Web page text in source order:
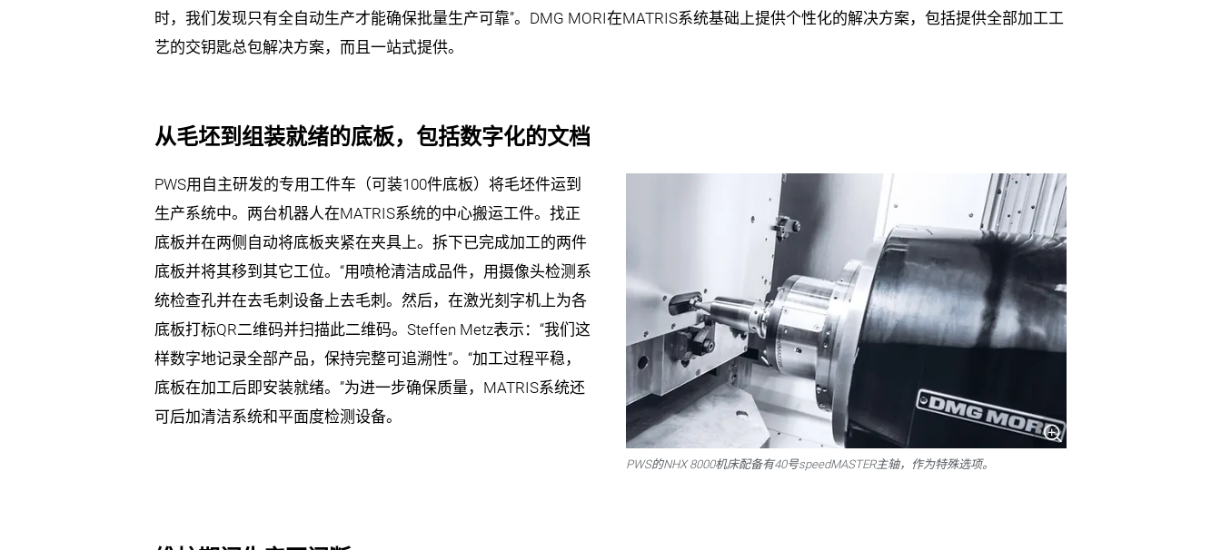
时，我们发现只有全自动生产才能确保批量生产可靠”。DMG MORI在MATRIS系统基础上提供个性化的解决方案，包括提供全部加工工
艺的交钥匙总包解决方案，而且一站式提供。
从毛坯到组装就绪的底板，包括数字化的文档
PWS的NHX 8000机床配备有40号speedMASTER主轴，作为特殊选项。
PWS用自主研发的专用工件车（可装100件底板）将毛坯件运到
生产系统中。两台机器人在MATRIS系统的中心搬运工件。找正
底板并在两侧自动将底板夹紧在夹具上。拆下已完成加工的两件
底板并将其移到其它工位。“用喷枪清洁成品件，用摄像头检测系
统检查孔并在去毛刺设备上去毛刺。然后，在激光刻字机上为各
底板打标QR二维码并扫描此二维码。Steffen Metz表示：“我们这
样数字地记录全部产品，保持完整可追溯性”。“加工过程平稳，
底板在加工后即安装就绪。”为进一步确保质量，MATRIS系统还
可后加清洁系统和平面度检测设备。